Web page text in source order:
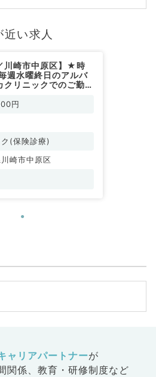
い求人
川崎市中原区】★時
週水曜終日のアルバ
リニックでのご勤務
円
(保険診療)
崎市中原区
ャリアパートナーが
係、 教育・研修制度など